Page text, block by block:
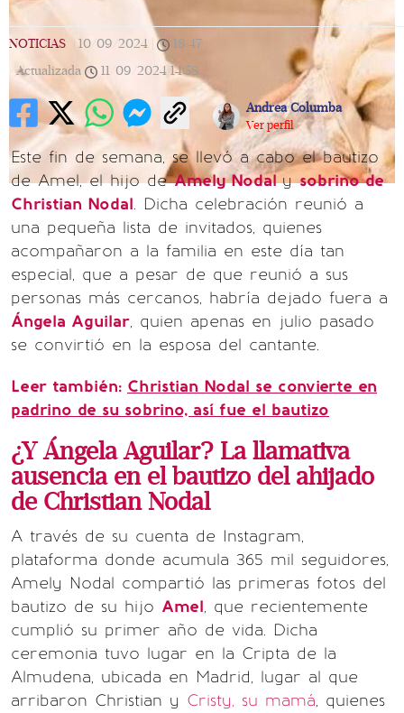
NOTICIAS 10/09/2024 18:47
Actualizada
11/09/2024 14:58
Andrea Columba
Ver perfil
Este fin de semana, se llevó a cabo el bautizo
de Amel, el hijo deAmely Nodalysobrino de
Christian Nodal. Dicha celebración reunió a
una pequeña lista de invitados, quienes
acompañaron a la familia en este día tan
especial, que a pesar de que reunió a sus
personas más cercanos, habría dejado fuera a
Ángela Aguilar, quien apenas en julio pasado
se convirtió en la esposa del cantante.
Leer también: Christian Nodal se convierte en
padrino de su sobrino, así fue el bautizo
¿Y Ángela Aguilar? La llamativa
ausencia en el bautizo del ahijado
de Christian Nodal
A través de su cuenta de Instagram,
plataforma donde acumula 365 mil seguidores,
Amely Nodal compartió las primeras fotos del
bautizo de su hijo Amel, que recientemente
cumplió su primer año de vida. Dicha
ceremonia tuvo lugar en la Cripta de la
Almudena, ubicada en Madrid, lugar al que
arribaron Christian y Cristy, su mamá, quienes